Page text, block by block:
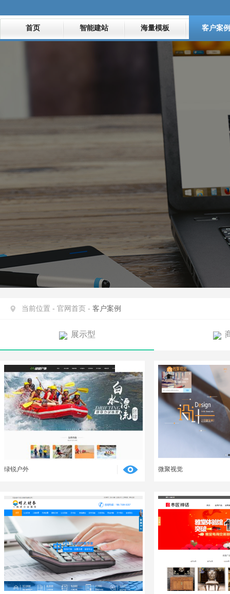
首页 智能建站 海量模板 客户案例
当前位置 - 官网首页 - 客户案例
展示型
绿锐户外 微聚视觉